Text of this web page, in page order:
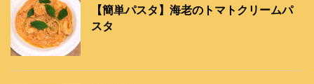
【簡単パスタ】海老のトマトクリームパ
スタ